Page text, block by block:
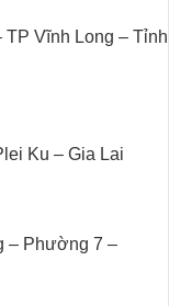
Vĩnh Long – Tỉnh
Ku – Gia Lai
– Phường 7 –